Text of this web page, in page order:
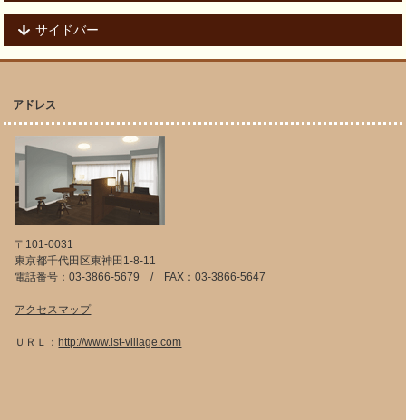
サイドバー
アドレス
〒101-0031
東京都千代田区東神田1-8-11
電話番号：03-3866-5679 / FAX：03-3866-5647
アクセスマップ
ＵＲＬ：http://www.ist-village.com